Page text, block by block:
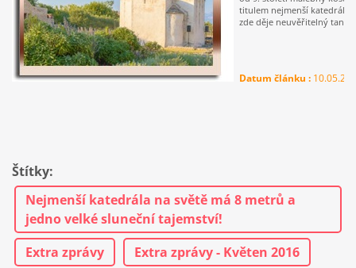
titulem nejmenší katedrály
zde děje neuvěřitelný tanec
Datum článku :
Štítky:
Nejmenší katedrála na světě má 8 metrů a
jedno velké sluneční tajemství!
Extra zprávy
Extra zprávy - Květen 2016